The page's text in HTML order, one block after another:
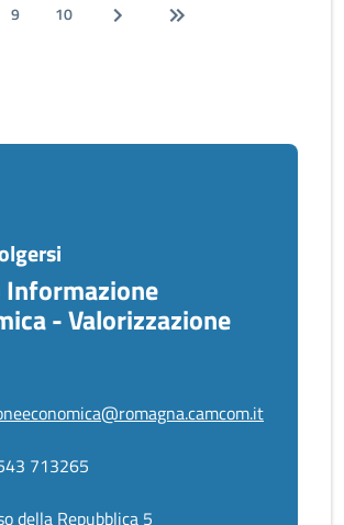
9 10
- Valorizzazione
713265
della Repubblica 5